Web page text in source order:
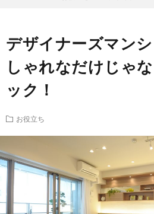
デザイナーズマン
しゃれなだけじゃ
ック！
お役立ち